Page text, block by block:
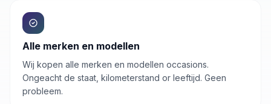
Alle merken en modellen
Wij kopen alle merken en modellen occasions.
Ongeacht de staat, kilometerstand or leeftijd. Geen
probleem.